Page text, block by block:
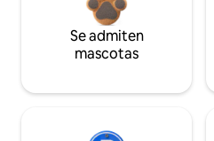
Se admiten
mascotas